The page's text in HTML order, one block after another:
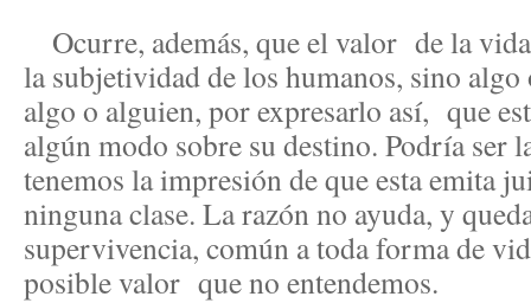
Ocurre, además, que el valor de la
la subjetividad de los humanos, sino
algo o alguien, por expresarlo así, que
algún modo sobre su destino. Podría ser
tenemos la impresión de que esta emita
ninguna clase. La razón no ayuda, y
supervivencia, común a toda forma de
posible valor que no entendemos.